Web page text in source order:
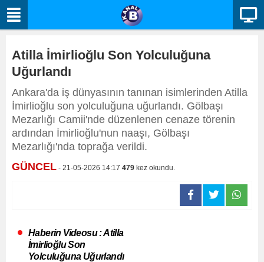
Atilla İmirlioğlu Son Yolculuğuna
Uğurlandı
Ankara'da iş dünyasının tanınan isimlerinden Atilla
İmirlioğlu son yolculuğuna uğurlandı. Gölbaşı
Mezarlığı Camii'nde düzenlenen cenaze törenin
ardından İmirlioğlu'nun naaşı, Gölbaşı
Mezarlığı'nda toprağa verildi.
GÜNCEL - 21-05-2026 14:17 479 kez okundu.
Haberin Videosu : Atilla
İmirlioğlu Son
Yolculuğuna Uğurlandı